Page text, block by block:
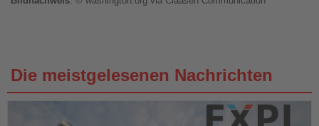
Die meistgelesenen Nachrichten